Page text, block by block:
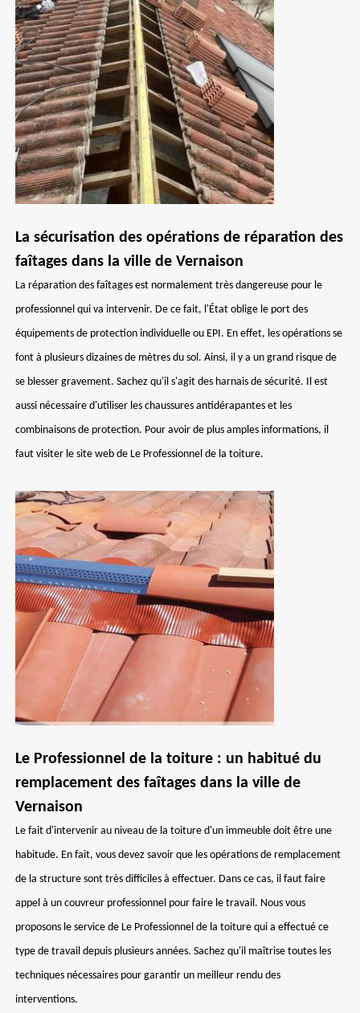
La sécurisation des opérations de réparation des
faîtages dans la ville de Vernaison
La réparation des faîtages est normalement très dangereuse pour le
professionnel qui va intervenir. De ce fait, l'État oblige le port des
équipements de protection individuelle ou EPI. En effet, les opérations se
font à plusieurs dizaines de mètres du sol. Ainsi, il y a un grand risque de
se blesser gravement. Sachez qu'il s'agit des harnais de sécurité. Il est
aussi nécessaire d'utiliser les chaussures antidérapantes et les
combinaisons de protection. Pour avoir de plus amples informations, il
faut visiter le site web de Le Professionnel de la toiture.
Le Professionnel de la toiture : un habitué du
remplacement des faîtages dans la ville de
Vernaison
Le fait d'intervenir au niveau de la toiture d'un immeuble doit être une
habitude. En fait, vous devez savoir que les opérations de remplacement
de la structure sont très difficiles à effectuer. Dans ce cas, il faut faire
appel à un couvreur professionnel pour faire le travail. Nous vous
proposons le service de Le Professionnel de la toiture qui a effectué ce
type de travail depuis plusieurs années. Sachez qu'il maîtrise toutes les
techniques nécessaires pour garantir un meilleur rendu des
interventions.